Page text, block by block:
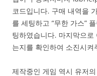
코드입니다. 구매 내역을
를 세팅하고 “무한 가스”
팅하였습니다. 마지막으로
는지를 확인하여 소진시켜
제작중인 게임 역시 유저